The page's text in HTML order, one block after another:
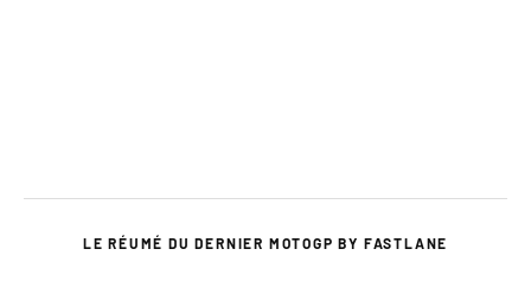
LE RÉUMÉ DU DERNIER MOTOGP BY FASTLANE